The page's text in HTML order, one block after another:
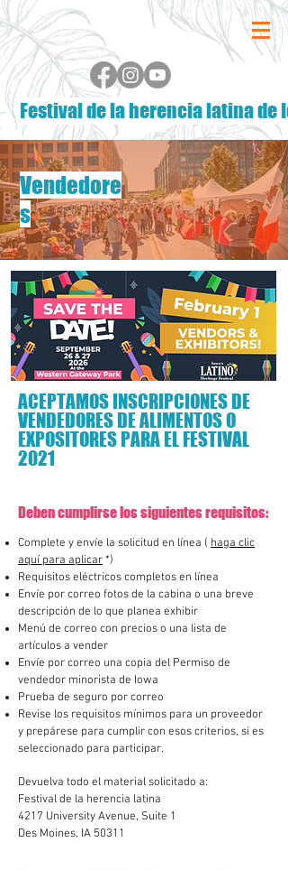
Festival de la herencia latina de
Vendedore
s
ACEPTAMOS INSCRIPCIONES DE
VENDEDORES DE ALIMENTOS O
EXPOSITORES PARA EL FESTIVAL
2021
Deben cumplirse los siguientes requisitos:
Complete y envíe la solicitud en línea ( haga clic
aquí para aplicar*)
Requisitos eléctricos completos en línea
Envíe por correo fotos de la cabina o una breve
descripción de lo que planea exhibir
Menú de correo con precios o una lista de
artículos a vender
Envíe por correo una copia del Permiso de
vendedor minorista de Iowa
Prueba de seguro por correo
Revise los requisitos mínimos para un proveedor
y prepárese para cumplir con esos criterios, si es
seleccionado para participar.
Devuelva todo el material solicitado a:
Festival de la herencia latina
4217 University Avenue, Suite 1
Des Moines, IA 50311